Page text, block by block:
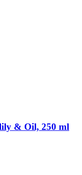
& Oil, 250 ml